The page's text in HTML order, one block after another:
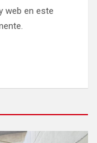
web en este